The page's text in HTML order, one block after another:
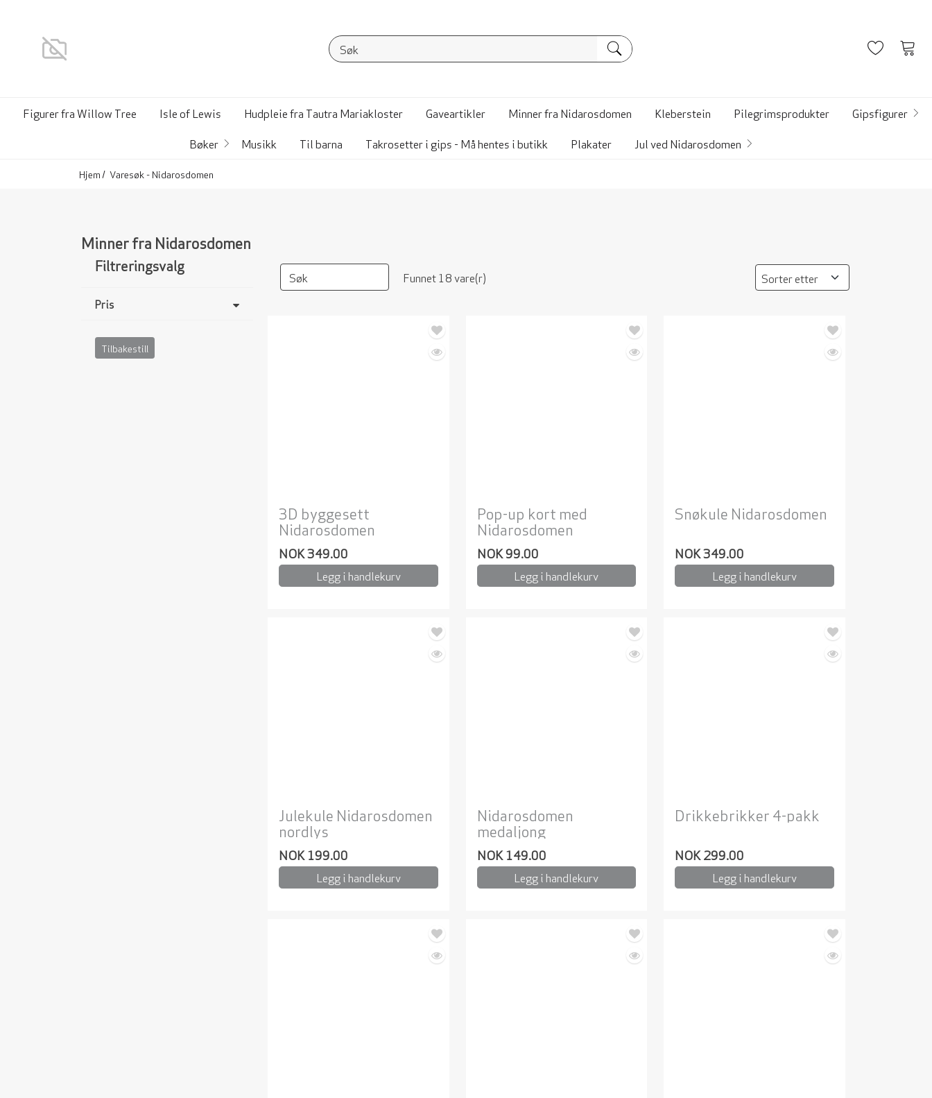
Figurer fra Willow Tree
Isle of Lewis Hudpleie fra Tautra Mariakloster Gaveartikler Minner fra Nidarosdomen Kleberstein Pilegrimsprodukter
Gipsfigurer
Bøker
Musikk Til barna Takrosetter i gips - Må hentes i butikk Plakater Jul ved Nidarosdomen
Hjem Varesøk - Nidarosdomen
Minner fra Nidarosdomen
Filtreringsvalg
Pris
Tilbakestill
Funnet 18 vare(r)
3D byggesett
Nidarosdomen
NOK 349.00
Legg i handlekurv
Pop-up kort med
Nidarosdomen
NOK 99.00
Legg i handlekurv
Snøkule Nidarosdomen
NOK 349.00
Legg i handlekurv
Julekule Nidarosdomen
nordlys
NOK 199.00
Legg i handlekurv
Nidarosdomen
medaljong
NOK 149.00
Legg i handlekurv
Drikkebrikker 4-pakk
NOK 299.00
Legg i handlekurv